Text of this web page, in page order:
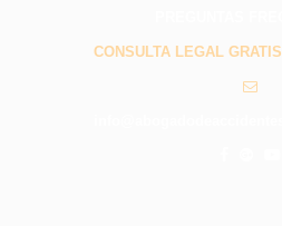
CONSULTA LEGAL GRATIS